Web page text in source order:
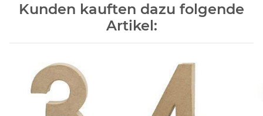
Kunden kauften dazu folgende
Artikel: